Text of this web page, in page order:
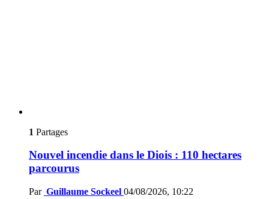
1 Partages
Nouvel incendie dans le Diois : 110 hectares
parcourus
Par Guillaume Sockeel 04/08/2026, 10:22